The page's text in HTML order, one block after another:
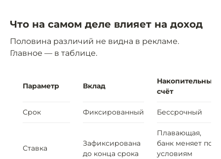
Что на самом деле влияет на доход
Половина различий не видна в рекламе.
Главное — в таблице.
Параметр Вклад
Накопительный
счёт
Срок Фиксированный Бессрочный
Ставка
Зафиксирована
до конца срока
Плавающая,
банк меняет по
условиям